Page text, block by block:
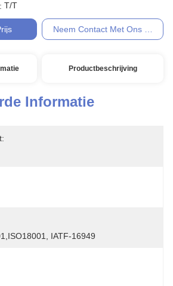
T/T
Neem Contact Met Ons Op
Productbeschrijving
Informatie
IATF-16949